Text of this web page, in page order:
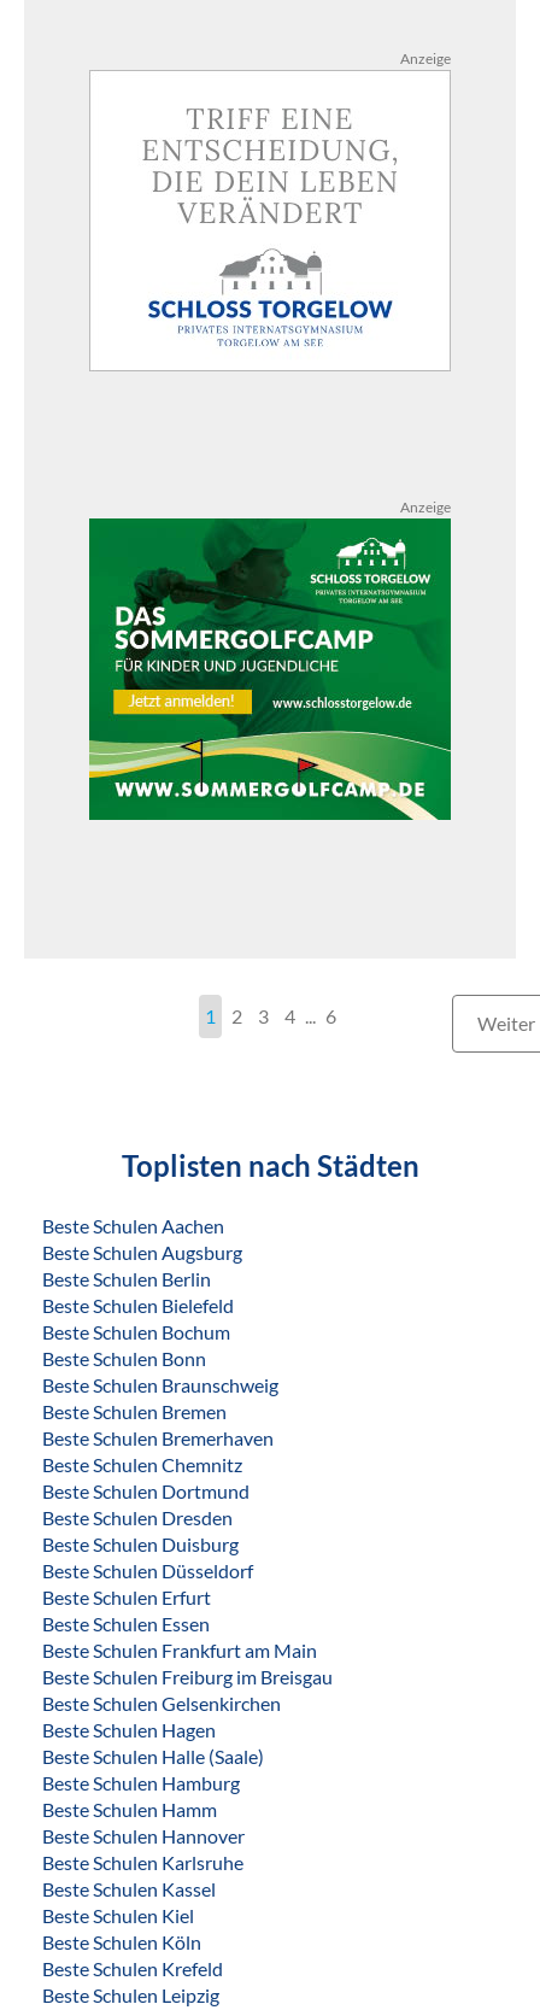
Anzeige
Anzeige
1 2 3 4 6 Weiter
Toplisten nach Städten
Beste Schulen Aachen
Beste Schulen Augsburg
Beste Schulen Berlin
Beste Schulen Bielefeld
Beste Schulen Bochum
Beste Schulen Bonn
Beste Schulen Braunschweig
Beste Schulen Bremen
Beste Schulen Bremerhaven
Beste Schulen Chemnitz
Beste Schulen Dortmund
Beste Schulen Dresden
Beste Schulen Duisburg
Beste Schulen Düsseldorf
Beste Schulen Erfurt
Beste Schulen Essen
Beste Schulen Frankfurt am Main
Beste Schulen Freiburg im Breisgau
Beste Schulen Gelsenkirchen
Beste Schulen Hagen
Beste Schulen Halle (Saale)
Beste Schulen Hamburg
Beste Schulen Hamm
Beste Schulen Hannover
Beste Schulen Karlsruhe
Beste Schulen Kassel
Beste Schulen Kiel
Beste Schulen Köln
Beste Schulen Krefeld
Beste Schulen Leipzig